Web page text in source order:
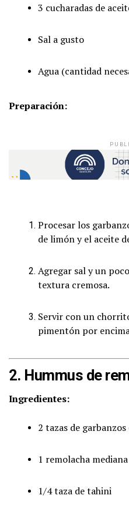
3 cucharadas de
Sal a gusto
Agua (cantidad
Preparación:
Procesar los
de limón y el aceite
Agregar sal y un
textura cremosa.
Servir con un
pimentón por
2. Hummus de
Ingredientes:
2 tazas de
1 remolacha
1/4 taza de tahini